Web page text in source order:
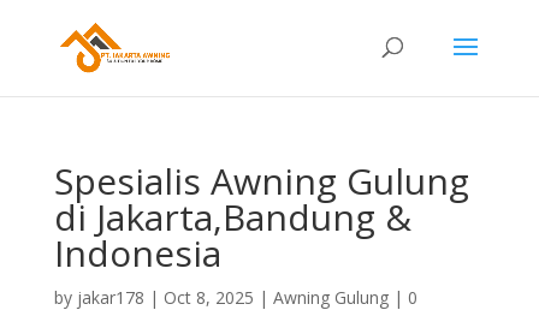
Spesialis Awning Gulung
di Jakarta,Bandung &
Indonesia
by jakar178 | Oct 8, 2025 | Awning Gulung| 0